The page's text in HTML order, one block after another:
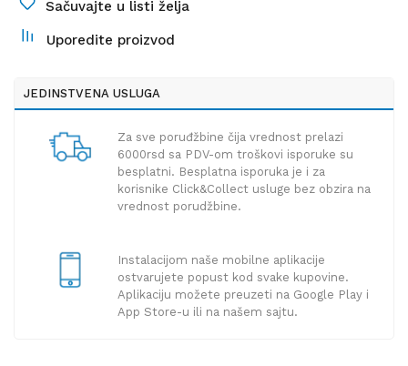
Sačuvajte u listi želja
Uporedite proizvod
JEDINSTVENA USLUGA
Za sve poruđžbine čija vrednost prelazi
6000rsd sa PDV-om troškovi isporuke su
besplatni. Besplatna isporuka je i za
korisnike Click&Collect usluge bez obzira na
vrednost porudžbine.
Instalacijom naše mobilne aplikacije
ostvarujete popust kod svake kupovine.
Aplikaciju možete preuzeti na Google Play i
App Store-u ili na našem sajtu.